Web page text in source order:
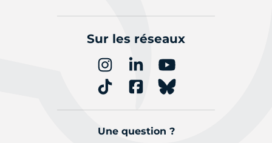
Sur les réseaux
Une question ?